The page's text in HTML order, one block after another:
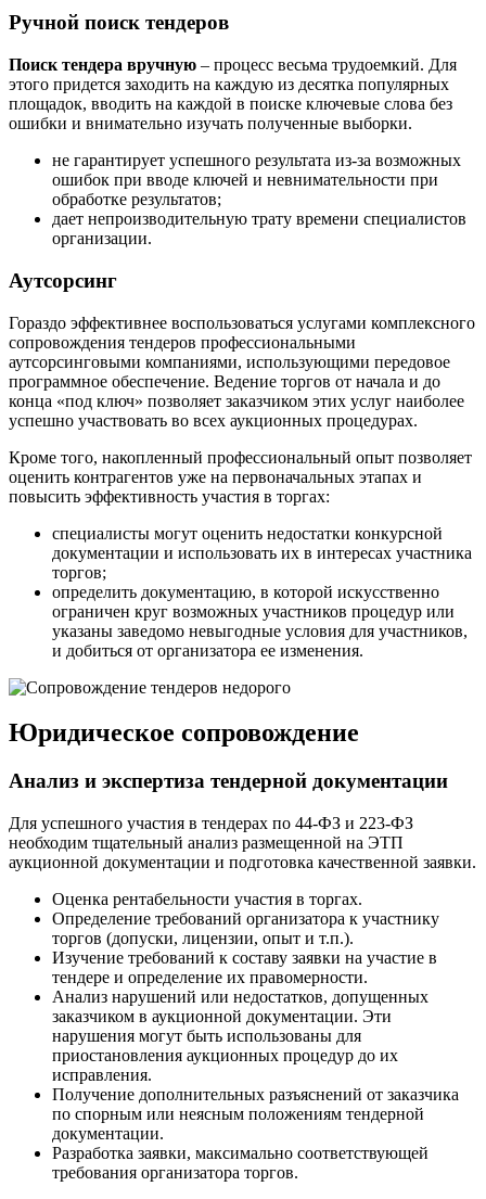
Ручной поиск тендеров
Поиск тендера вручную – процесс весьма трудоемкий. Для
этого придется заходить на каждую из десятка популярных
площадок, вводить на каждой в поиске ключевые слова без
ошибки и внимательно изучать полученные выборки.
не гарантирует успешного результата из-за возможных
ошибок при вводе ключей и невнимательности при
обработке результатов;
дает непроизводительную трату времени специалистов
организации.
Аутсорсинг
Гораздо эффективнее воспользоваться услугами комплексного
сопровождения тендеров профессиональными
аутсорсинговыми компаниями, использующими передовое
программное обеспечение. Ведение торгов от начала и до
конца «под ключ» позволяет заказчиком этих услуг наиболее
успешно участвовать во всех аукционных процедурах.
Кроме того, накопленный профессиональный опыт позволяет
оценить контрагентов уже на первоначальных этапах и
повысить эффективность участия в торгах:
специалисты могут оценить недостатки конкурсной
документации и использовать их в интересах участника
торгов;
определить документацию, в которой искусственно
ограничен круг возможных участников процедур или
указаны заведомо невыгодные условия для участников,
и добиться от организатора ее изменения.
Юридическое сопровождение
Анализ и экспертиза тендерной документации
Для успешного участия в тендерах по 44-ФЗ и 223-ФЗ
необходим тщательный анализ размещенной на ЭТП
аукционной документации и подготовка качественной заявки.
Оценка рентабельности участия в торгах.
Определение требований организатора к участнику
торгов (допуски, лицензии, опыт и т.п.).
Изучение требований к составу заявки на участие в
тендере и определение их правомерности.
Анализ нарушений или недостатков, допущенных
заказчиком в аукционной документации. Эти
нарушения могут быть использованы для
приостановления аукционных процедур до их
исправления.
Получение дополнительных разъяснений от заказчика
по спорным или неясным положениям тендерной
документации.
Разработка заявки, максимально соответствующей
требования организатора торгов.